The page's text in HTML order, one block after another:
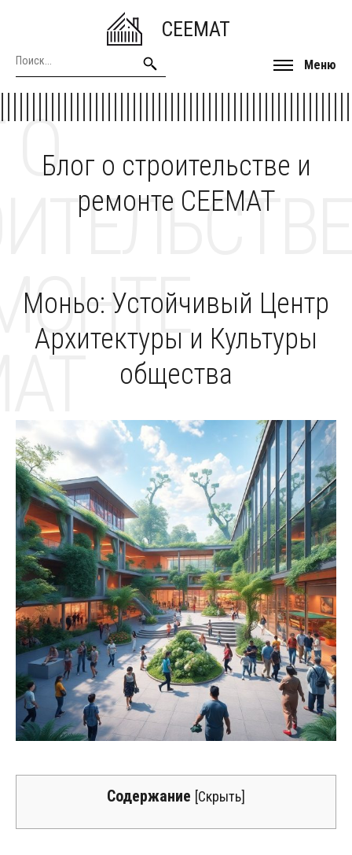
CEEMAT
Меню
Блог о строительстве и
ремонте CEEMAT
О
Моньо: Устойчивый Центр
Архитектуры и Культуры
общества
Содержание [Скрыть]